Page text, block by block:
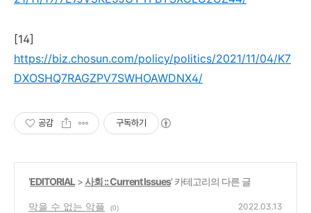
[14]
https://biz.chosun.com/policy/politics/2021/11/04/K7
DXOSHQ7RAGZPV7SWHOAWDNX4/
공감 구독하기
'EDITORIAL>사회 :: Current Issues' 카테고리의 다른 글
막을 수 없는 악플 (0) 2022.03.13